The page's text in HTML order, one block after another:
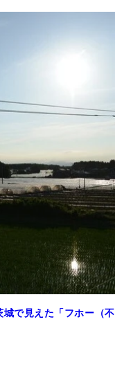
城で見えた「フホー（不